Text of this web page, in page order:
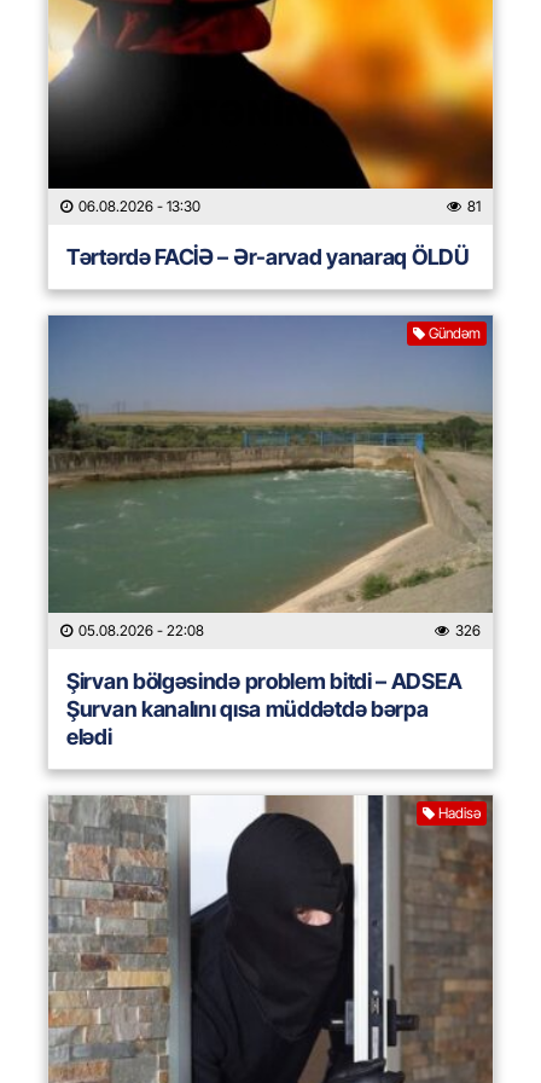
06.08.2026 - 13:30 81
Tərtərdə FACİƏ – Ər-arvad yanaraq ÖLDÜ
Gündəm
05.08.2026 - 22:08 326
Şirvan bölgəsində problem bitdi – ADSEA
Şurvan kanalını qısa müddətdə bərpa
elədi
Hadisə